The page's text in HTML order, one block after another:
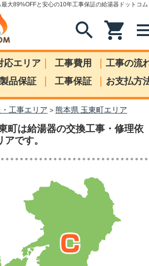
大89%OFFと安心の10年工事保証の給湯器ドットコム
search shopping_cart
応エリア | 工事費用 | 工事の流
製品保証 | 工事保証 | お支払方
工事エリア > 熊本県 玉東町エリア
町は給湯器の交換工事・修理依
です。